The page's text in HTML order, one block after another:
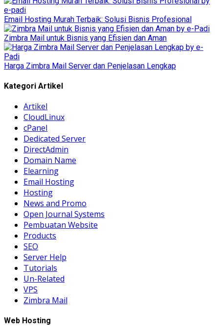
Email Hosting Murah Terbaik: Solusi Bisnis Profesional
Zimbra Mail untuk Bisnis yang Efisien dan Aman
Harga Zimbra Mail Server dan Penjelasan Lengkap
Kategori Artikel
Artikel
CloudLinux
cPanel
Dedicated Server
DirectAdmin
Domain Name
Elearning
Email Hosting
Hosting
News and Promo
Open Journal Systems
Pembuatan Website
Products
SEO
Server Help
Tutorials
Un-Related
VPS
Zimbra Mail
Web Hosting